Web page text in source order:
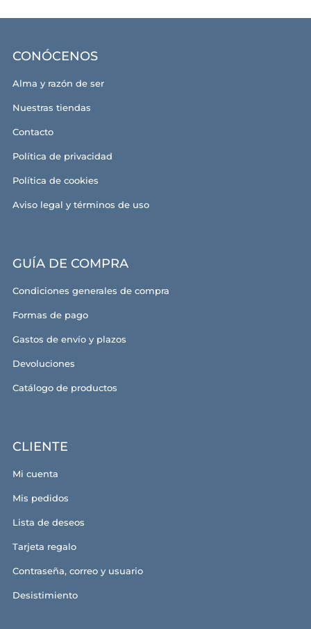
CONÓCENOS
Alma y razón de ser
Nuestras tiendas
Contacto
Política de privacidad
Política de cookies
Aviso legal y términos de uso
GUÍA DE COMPRA
Condiciones generales de compra
Formas de pago
Gastos de envío y plazos
Devoluciones
Catálogo de productos
CLIENTE
Mi cuenta
Mis pedidos
Lista de deseos
Tarjeta regalo
Contraseña, correo y usuario
Desistimiento